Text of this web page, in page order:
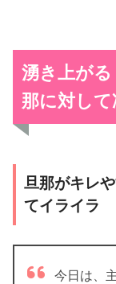
湧き上が
那に対し
旦那がキレ
てイライラ
今日は、